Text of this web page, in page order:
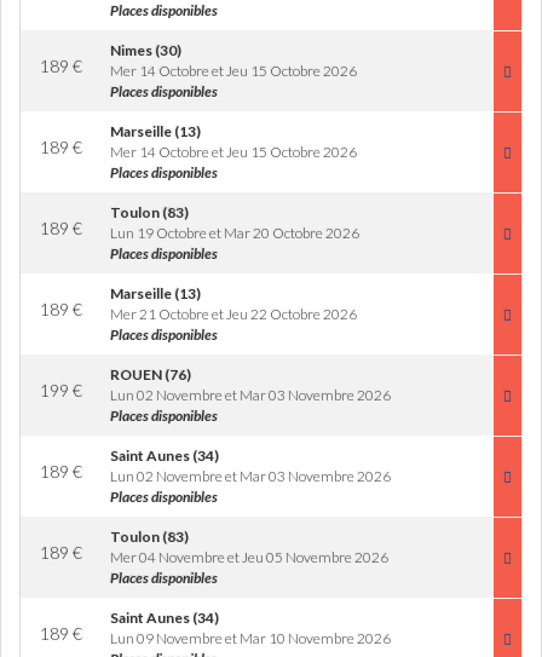
Places disponibles
189 €
Nimes (30)
Mer 14 Octobre et Jeu 15 Octobre 2026
Places disponibles
189 €
Marseille (13)
Mer 14 Octobre et Jeu 15 Octobre 2026
Places disponibles
189 €
Toulon (83)
Lun 19 Octobre et Mar 20 Octobre 2026
Places disponibles
189 €
Marseille (13)
Mer 21 Octobre et Jeu 22 Octobre 2026
Places disponibles
199 €
ROUEN (76)
Lun 02 Novembre et Mar 03 Novembre 2026
Places disponibles
189 €
Saint Aunes (34)
Lun 02 Novembre et Mar 03 Novembre 2026
Places disponibles
189 €
Toulon (83)
Mer 04 Novembre et Jeu 05 Novembre 2026
Places disponibles
189 €
Saint Aunes (34)
Lun 09 Novembre et Mar 10 Novembre 2026